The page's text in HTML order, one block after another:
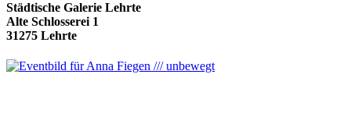
Städtische Galerie Lehrte
Alte Schlosserei 1
31275 Lehrte